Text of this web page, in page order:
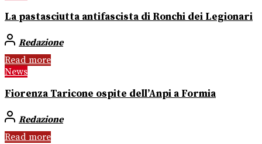
La pastasciutta antifascista di Ronchi dei Legionari
Redazione
Read more
News
Fiorenza Taricone ospite dell’Anpi a Formia
Redazione
Read more